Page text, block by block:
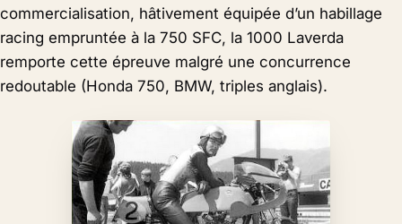
commercialisation, hâtivement équipée d’un habillage
racing empruntée à la 750 SFC, la 1000 Laverda
remporte cette épreuve malgré une concurrence
redoutable (Honda 750, BMW, triples anglais).